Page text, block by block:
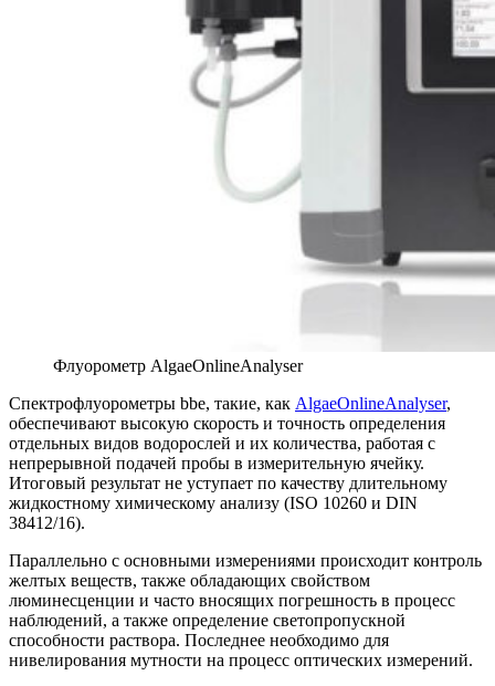
Флуорометр AlgaeOnlineAnalyser
Спектрофлуорометры bbe, такие, как AlgaeOnlineAnalyser,
обеспечивают высокую скорость и точность определения
отдельных видов водорослей и их количества, работая с
непрерывной подачей пробы в измерительную ячейку.
Итоговый результат не уступает по качеству длительному
жидкостному химическому анализу (ISO 10260 и DIN
38412/16).
Параллельно с основными измерениями происходит контроль
желтых веществ, также обладающих свойством
люминесценции и часто вносящих погрешность в процесс
наблюдений, а также определение светопропускной
способности раствора. Последнее необходимо для
нивелирования мутности на процесс оптических измерений.